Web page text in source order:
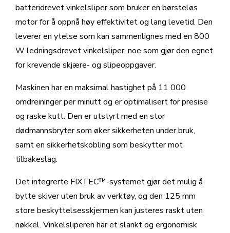
batteridrevet vinkelsliper som bruker en børsteløs
motor for å oppnå høy effektivitet og lang levetid. Den
leverer en ytelse som kan sammenlignes med en 800
W ledningsdrevet vinkelsliper, noe som gjør den egnet
for krevende skjære- og slipeoppgaver.
Maskinen har en maksimal hastighet på 11 000
omdreininger per minutt og er optimalisert for presise
og raske kutt. Den er utstyrt med en stor
dødmannsbryter som øker sikkerheten under bruk,
samt en sikkerhetskobling som beskytter mot
tilbakeslag.
Det integrerte FIXTEC™-systemet gjør det mulig å
bytte skiver uten bruk av verktøy, og den 125 mm
store beskyttelsesskjermen kan justeres raskt uten
nøkkel. Vinkelsliperen har et slankt og ergonomisk